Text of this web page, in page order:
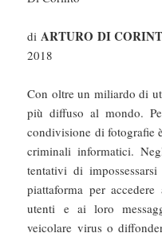
diARTURO DI
2018
Con oltre un miliardo di
più diffuso al mondo.
condivisione di fotografie
criminali informatici.
tentativi di
piattaforma per
utenti e ai loro
veicolare virus o